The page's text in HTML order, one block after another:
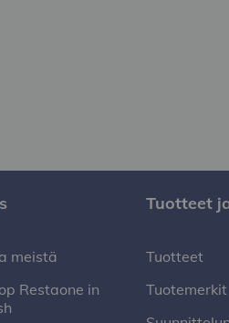
meistä
Restaone in
Tuotteet
Tuotteet
Tuotemerkit